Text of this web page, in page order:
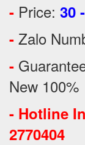
- Price: 30
- Zalo
-
New 100%
- Hotline
2770404